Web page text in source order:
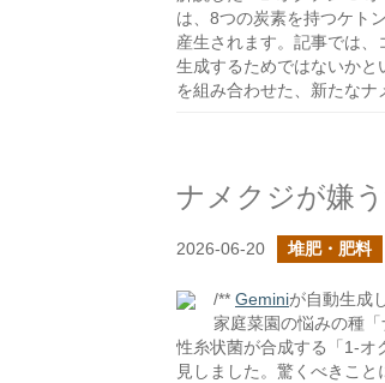
は、8つの炭素を持つケト
産生されます。記事では
生成するためではないか
を組み合わせた、新たなナ
ナメクジが嫌
2026-06-20 堆肥・肥料
/** Geminiが自動生成
家庭菜園の悩みの種
性糸状菌が合成する「1-オ
見しました。驚くべきこ